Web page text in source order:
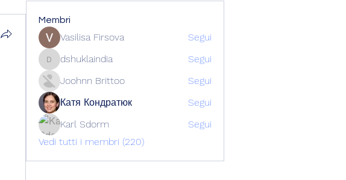
Membri
Vasilisa Firsova Segui
dshuklaindia
dshuklaindia
Segui
Joohnn Brittoo
Segui
Катя Кондратюк
Segui
Karl Sdorm
Segui
Vedi tutti i membri (220)